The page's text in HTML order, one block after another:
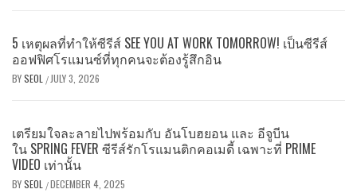
5 เหตุผลที่ทำให้ซีรีส์ SEE YOU AT WORK TOMORROW! เป็นซีรีส์
ออฟฟิศโรแมนซ์ที่ทุกคนจะต้องรู้สึกอิน
BYSEOL / JULY 3, 2026
เตรียมใจละลายไปพร้อมกับ อันโบฮยอน และ อีจูบีน
ใน SPRING FEVER ซีรีส์รักโรแมนติกคอเมดี้ เฉพาะที่ PRIME
VIDEO เท่านั้น
BYSEOL /DECEMBER 4, 2025